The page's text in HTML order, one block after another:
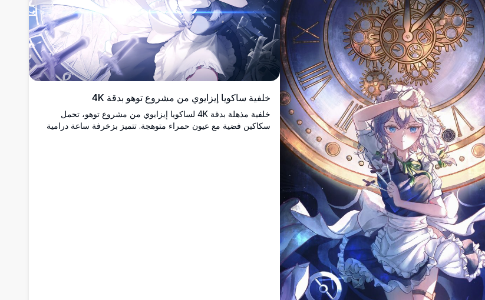
خلفية ساكويا إيزايوي من مشروع توهو بدقة 4K
خلفية مذهلة بدقة 4K لساكويا إيزايوي من مشروع توهو، تحمل
سكاكين فضية مع عيون حمراء متوهجة. تتميز بزخرفة ساعة درامية